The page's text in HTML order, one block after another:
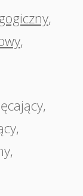
,
,
,
,
,